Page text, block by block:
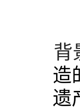
背
造
遗